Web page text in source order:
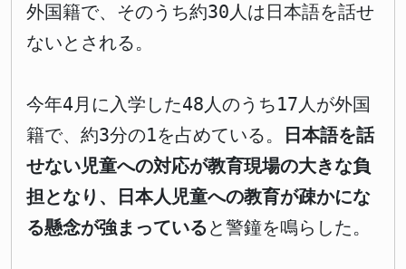
外国籍で、そのうち約30人は日本語を話せ
ないとされる。
今年4月に入学した48人のうち17人が外国
籍で、約3分の1を占めている。
日本語を話
せない児童への対応が教育現場の大きな負
担となり、日本人児童への教育が疎かにな
る懸念が強まっていると警鐘を鳴らした。